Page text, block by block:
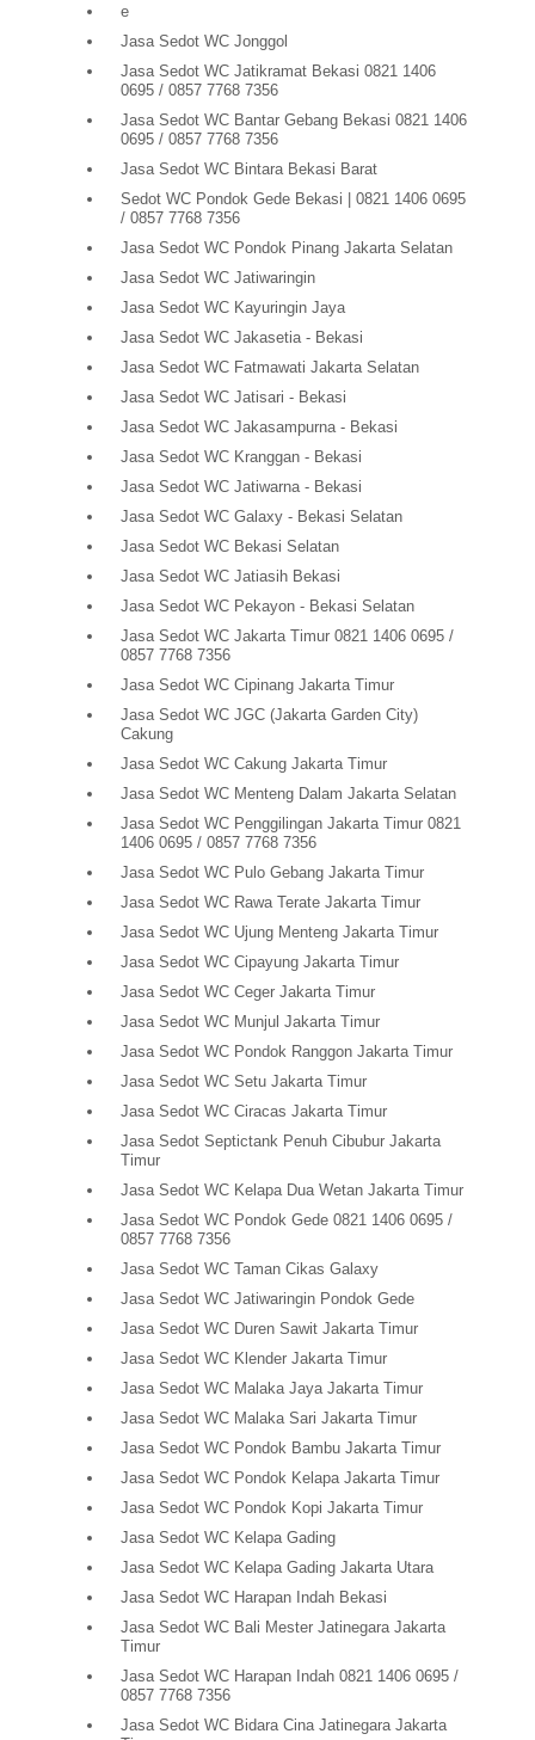
e
Jasa Sedot WC Jonggol
Jasa Sedot WC Jatikramat Bekasi 0821 1406
0695 / 0857 7768 7356
Jasa Sedot WC Bantar Gebang Bekasi 0821 1406
0695 / 0857 7768 7356
Jasa Sedot WC Bintara Bekasi Barat
Sedot WC Pondok Gede Bekasi | 0821 1406 0695
/ 0857 7768 7356
Jasa Sedot WC Pondok Pinang Jakarta Selatan
Jasa Sedot WC Jatiwaringin
Jasa Sedot WC Kayuringin Jaya
Jasa Sedot WC Jakasetia - Bekasi
Jasa Sedot WC Fatmawati Jakarta Selatan
Jasa Sedot WC Jatisari - Bekasi
Jasa Sedot WC Jakasampurna - Bekasi
Jasa Sedot WC Kranggan - Bekasi
Jasa Sedot WC Jatiwarna - Bekasi
Jasa Sedot WC Galaxy - Bekasi Selatan
Jasa Sedot WC Bekasi Selatan
Jasa Sedot WC Jatiasih Bekasi
Jasa Sedot WC Pekayon - Bekasi Selatan
Jasa Sedot WC Jakarta Timur 0821 1406 0695 /
0857 7768 7356
Jasa Sedot WC Cipinang Jakarta Timur
Jasa Sedot WC JGC (Jakarta Garden City)
Cakung
Jasa Sedot WC Cakung Jakarta Timur
Jasa Sedot WC Menteng Dalam Jakarta Selatan
Jasa Sedot WC Penggilingan Jakarta Timur 0821
1406 0695 / 0857 7768 7356
Jasa Sedot WC Pulo Gebang Jakarta Timur
Jasa Sedot WC Rawa Terate Jakarta Timur
Jasa Sedot WC Ujung Menteng Jakarta Timur
Jasa Sedot WC Cipayung Jakarta Timur
Jasa Sedot WC Ceger Jakarta Timur
Jasa Sedot WC Munjul Jakarta Timur
Jasa Sedot WC Pondok Ranggon Jakarta Timur
Jasa Sedot WC Setu Jakarta Timur
Jasa Sedot WC Ciracas Jakarta Timur
Jasa Sedot Septictank Penuh Cibubur Jakarta
Timur
Jasa Sedot WC Kelapa Dua Wetan Jakarta Timur
Jasa Sedot WC Pondok Gede 0821 1406 0695 /
0857 7768 7356
Jasa Sedot WC Taman Cikas Galaxy
Jasa Sedot WC Jatiwaringin Pondok Gede
Jasa Sedot WC Duren Sawit Jakarta Timur
Jasa Sedot WC Klender Jakarta Timur
Jasa Sedot WC Malaka Jaya Jakarta Timur
Jasa Sedot WC Malaka Sari Jakarta Timur
Jasa Sedot WC Pondok Bambu Jakarta Timur
Jasa Sedot WC Pondok Kelapa Jakarta Timur
Jasa Sedot WC Pondok Kopi Jakarta Timur
Jasa Sedot WC Kelapa Gading
Jasa Sedot WC Kelapa Gading Jakarta Utara
Jasa Sedot WC Harapan Indah Bekasi
Jasa Sedot WC Bali Mester Jatinegara Jakarta
Timur
Jasa Sedot WC Harapan Indah 0821 1406 0695 /
0857 7768 7356
Jasa Sedot WC Bidara Cina Jatinegara Jakarta